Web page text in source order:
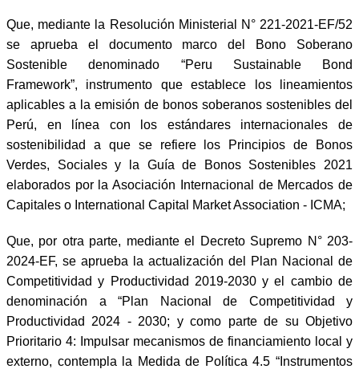
Que, mediante la Resolución Ministerial N° 221-2021-EF/52
se aprueba el documento marco del Bono Soberano
Sostenible denominado “Peru Sustainable Bond
Framework”, instrumento que establece los lineamientos
aplicables a la emisión de bonos soberanos sostenibles del
Perú, en línea con los estándares internacionales de
sostenibilidad a que se refiere los Principios de Bonos
Verdes, Sociales y la Guía de Bonos Sostenibles 2021
elaborados por la Asociación Internacional de Mercados de
Capitales o International Capital Market Association - ICMA;
Que, por otra parte, mediante el Decreto Supremo N° 203-
2024-EF, se aprueba la actualización del Plan Nacional de
Competitividad y Productividad 2019-2030 y el cambio de
denominación a “Plan Nacional de Competitividad y
Productividad 2024 - 2030; y como parte de su Objetivo
Prioritario 4: Impulsar mecanismos de financiamiento local y
externo, contempla la Medida de Política 4.5 “Instrumentos